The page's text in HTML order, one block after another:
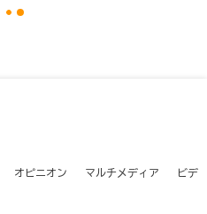
オピニオン マルチメディア ビデ